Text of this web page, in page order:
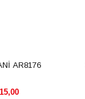
AR8176